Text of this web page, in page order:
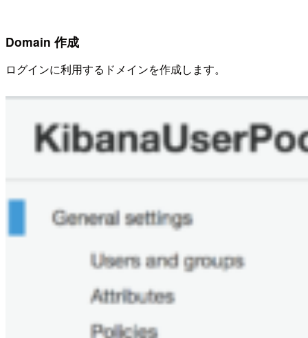
Domain 作成
ログインに利用するドメインを作成します。